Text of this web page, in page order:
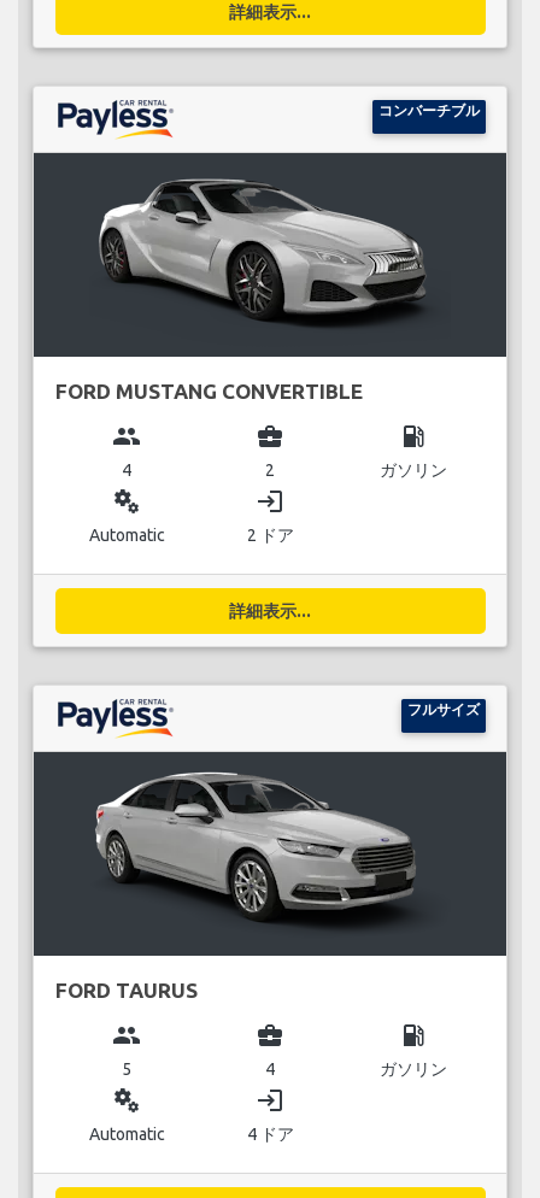
詳細表示...
コンバーチブル
FORD MUSTANG CONVERTIBLE
group
4
business_center
2
local_gas_station
ガソリン
miscellaneous_services
Automatic
login
2 ドア
詳細表示...
フルサイズ
FORD TAURUS
group
5
business_center
4
local_gas_station
ガソリン
miscellaneous_services
Automatic
login
4 ドア